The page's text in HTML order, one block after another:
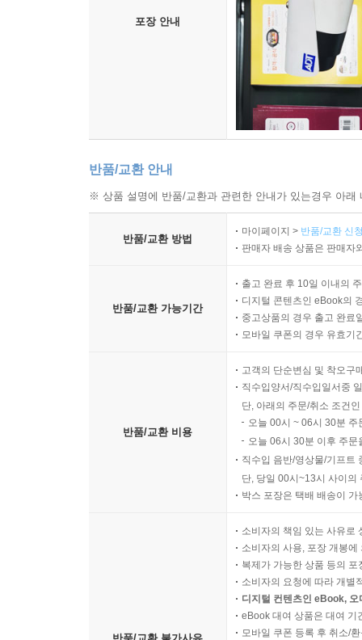
· 기타 손해배상책임의 제한
3. 진술보증보험
· 계약의 해제
1. 해제사유와 해제의 법적성질
2. 해제의 제한
5. 다른 권리에 대한 영향
8. 이행보증금(계약금) 몰취 조항
1. 구제수단의 한정
11. 분리가능성
포장 안내
반품/교환 안내
※ 상품 설명에 반품/교환과 관련한 안내가 있는경우 아
반품/교환 방법
마이페이지 > 반품/교환 신
판매자 배송 상품은 판매자
반품/교환 가능기간
출고 완료 후 10일 이내의
디지털 콘텐츠인 eBook의
중고상품의 경우 출고 완료
모바일 쿠폰의 경우 유효기
반품/교환 비용
고객의 단순변심 및 착오구
직수입양서/직수입일서중
단, 아래의 주문/취소 조건
오늘 00시 ~ 06시 30분
오늘 06시 30분 이후 주
직수입 음반/영상물/기프트
단, 당일 00시~13시 사이의
박스 포장은 택배 배송이
소비자의 책임 있는 사유로
소비자의 사용, 포장 개봉
복제가 가능한 상품 등의
소비자의 요청에 따라 개별
디지털 컨텐츠인 eBook,
eBook 대여 상품은 대여 기
모바일 쿠폰 등록 후 취소/